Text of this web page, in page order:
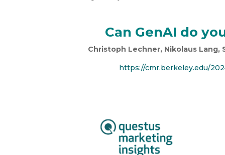
Can GenAI do
Christoph Lechner, Nikolaus
https://cmr.berkeley.edu/